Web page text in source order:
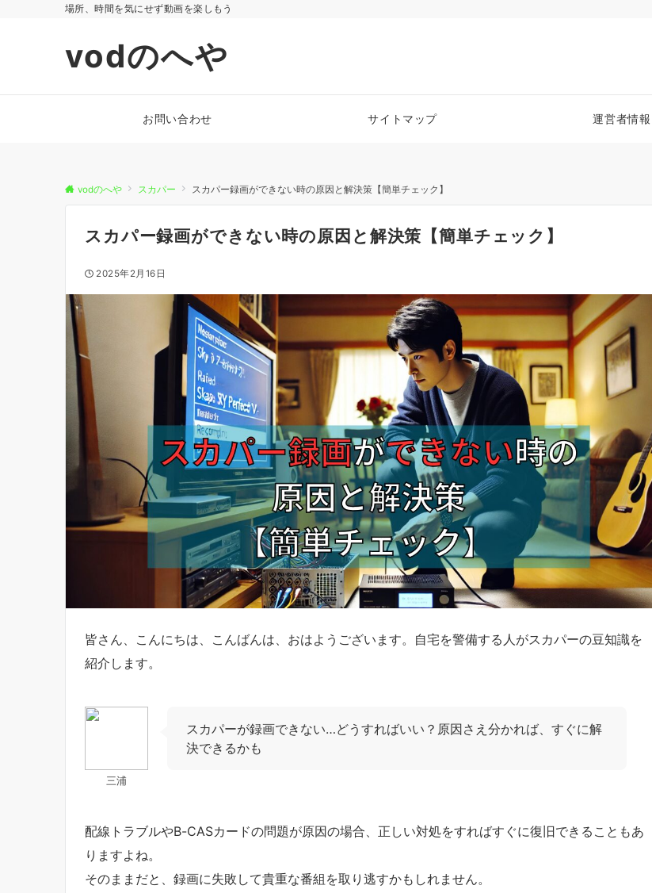
場所、時間を気にせず動画を楽しもう
vodのへや
お問い合わせ サイトマップ 運営者情報
vodのへや スカパー スカパー録画ができない時の原因と解決策【簡単チェック】
スカパー録画ができない時の原因と解決策【簡単チェック】
2025年2月16日
皆さん、こんにちは、こんばんは、おはようございます。自宅を警備する人がスカパーの豆知識を
紹介します。
三浦
スカパーが録画できない…どうすればいい？原因さえ分かれば、すぐに解
決できるかも
配線トラブルやB-CASカードの問題が原因の場合、正しい対処をすればすぐに復旧できることもあ
りますよね。
そのままだと、録画に失敗して貴重な番組を取り逃すかもしれません。